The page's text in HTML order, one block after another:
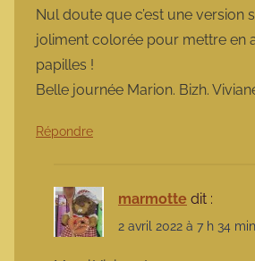
Nul doute que c’est une version
joliment colorée pour mettre en
papilles !
Belle journée Marion. Bizh.
Répondre
marmotte dit :
2 avril 2022 à 7 h 34 min